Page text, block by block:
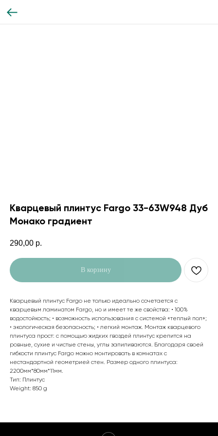
Кварцевый плинтус Fargo 33-63W948 Дуб
Монако градиент
290,00 р.
В корзину
Кварцевый плинтус Fargo не только идеально сочетается с
кварцевым ламинатом Fargo, но и имеет те же свойства: • 100%
водостойкость; • возможность использования с системой «теплый пол»;
• экологическая безопасность; • легкий монтаж. Монтаж кварцевого
плинтуса прост: с помощью жидких гвоздей плинтус крепится на
ровные, сухие и чистые стены, углы запиливаются. Благодаря своей
гибкости плинтус Fargo можно монтировать в комнатах с
нестандартной геометрией стен. Размер одного плинтуса:
2200мм*80мм*11мм.
Тип: Плинтус
Weight: 850 g